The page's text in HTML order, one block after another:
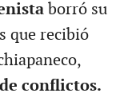
borró su
que recibió
conflictos.